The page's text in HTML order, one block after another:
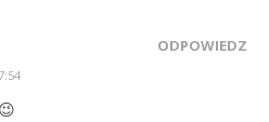
ODPOWIEDZ